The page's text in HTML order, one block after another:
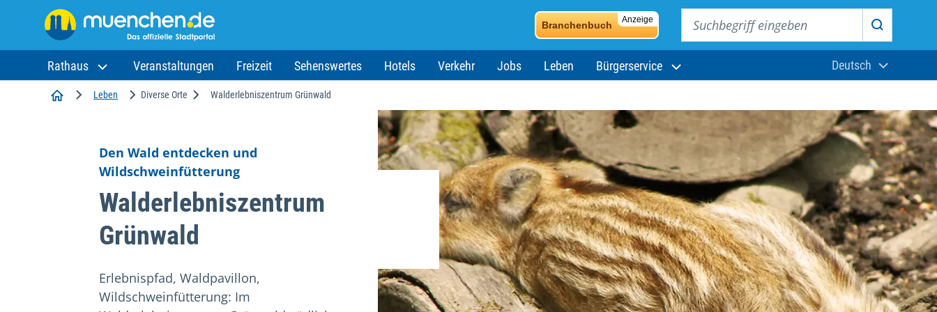
Anzeige
Branchenbuch
Suchen
Rathaus Veranstaltungen Freizeit Sehenswertes Hotels Verkehr Jobs Leben Bürgerservice
Aktuelle
Deutsch
StartseiteLeben Diverse Orte Walderlebniszentrum Grünwald
Den Wald entdecken und
Wildschweinfütterung
Walderlebniszentrum
Grünwald
Erlebnispfad, Waldpavillon,
Wildschweinfütterung: Im